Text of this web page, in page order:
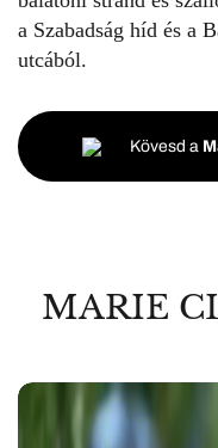
a Szabadság híd és a
utcából.
Kövesd a
MARIE